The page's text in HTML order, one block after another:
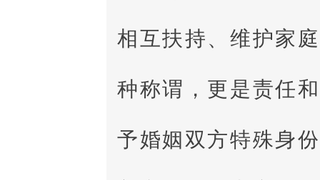
相互扶持、维护家
种称谓，更是责任
予婚姻双方特殊身